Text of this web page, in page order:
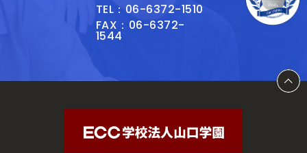
TEL：06-6372-1510
FAX：06-6372-
1544